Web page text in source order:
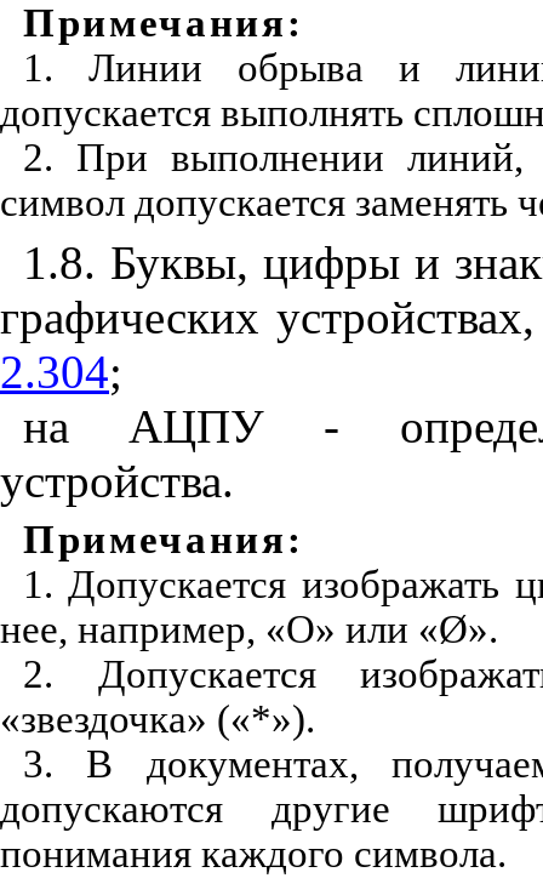
Примечания:
1. Линии обрыва и
допускается выполнять
2. При выполнении линий,
символ допускается заменять
1.8. Буквы, цифры и
графических
2.304;
на АЦПУ -
устройства.
Примечания:
1. Допускается изображать
нее, например, «О» или «Ø».
2. Допускается
«звездочка» («*»).
3. В документах,
допускаются другие
понимания каждого символа.